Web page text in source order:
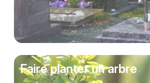
Faire planter un arbre